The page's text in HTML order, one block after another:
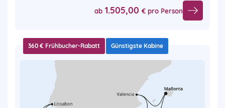
ab 1.505,00 € pro Person
360 € Frühbucher-Rabatt Günstigste Kabine